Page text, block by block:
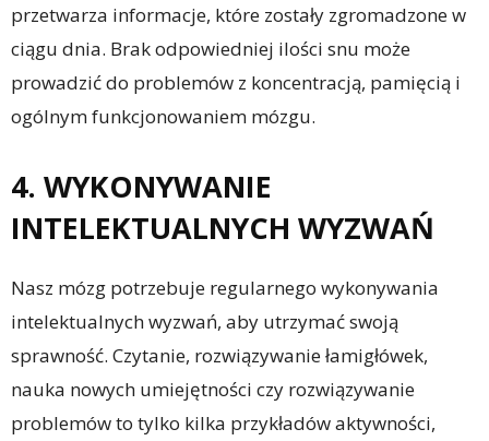
przetwarza informacje, które zostały zgromadzone w
ciągu dnia. Brak odpowiedniej ilości snu może
prowadzić do problemów z koncentracją, pamięcią i
ogólnym funkcjonowaniem mózgu.
4. WYKONYWANIE
INTELEKTUALNYCH WYZWAŃ
Nasz mózg potrzebuje regularnego wykonywania
intelektualnych wyzwań, aby utrzymać swoją
sprawność. Czytanie, rozwiązywanie łamigłówek,
nauka nowych umiejętności czy rozwiązywanie
problemów to tylko kilka przykładów aktywności,